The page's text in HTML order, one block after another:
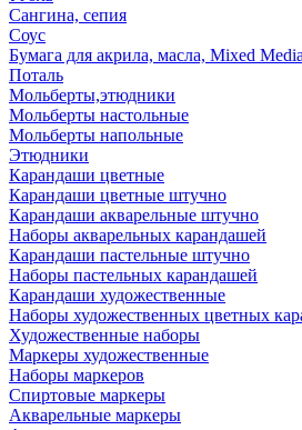
Сангина, сепия
Соус
Бумага для акрила, масла, Mixed Media
Поталь
Мольберты,этюдники
Мольберты настольные
Мольберты напольные
Этюдники
Карандаши цветные
Карандаши цветные штучно
Карандаши акварельные штучно
Наборы акварельных карандашей
Карандаши пастельные штучно
Наборы пастельных карандашей
Карандаши художественные
Наборы художественных цветных
Художественные наборы
Маркеры художественные
Наборы маркеров
Спиртовые маркеры
Акварельные маркеры